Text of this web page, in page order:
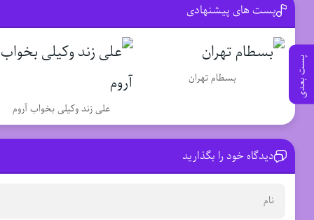
پست بعدی
پست های پیشنهادی
بسطام تهران
علی زند وکیلی بخواب آروم
دیدگاه خود را بگذارید